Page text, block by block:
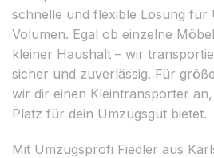
schnelle und flexible Lösung für
Volumen. Egal ob einzelne
kleiner Haushalt – wir
sicher und zuverlässig. Für
wir dir einen Kleintransporter
Platz für dein Umzugsgut bietet.
Mit Umzugsprofi Fiedler aus